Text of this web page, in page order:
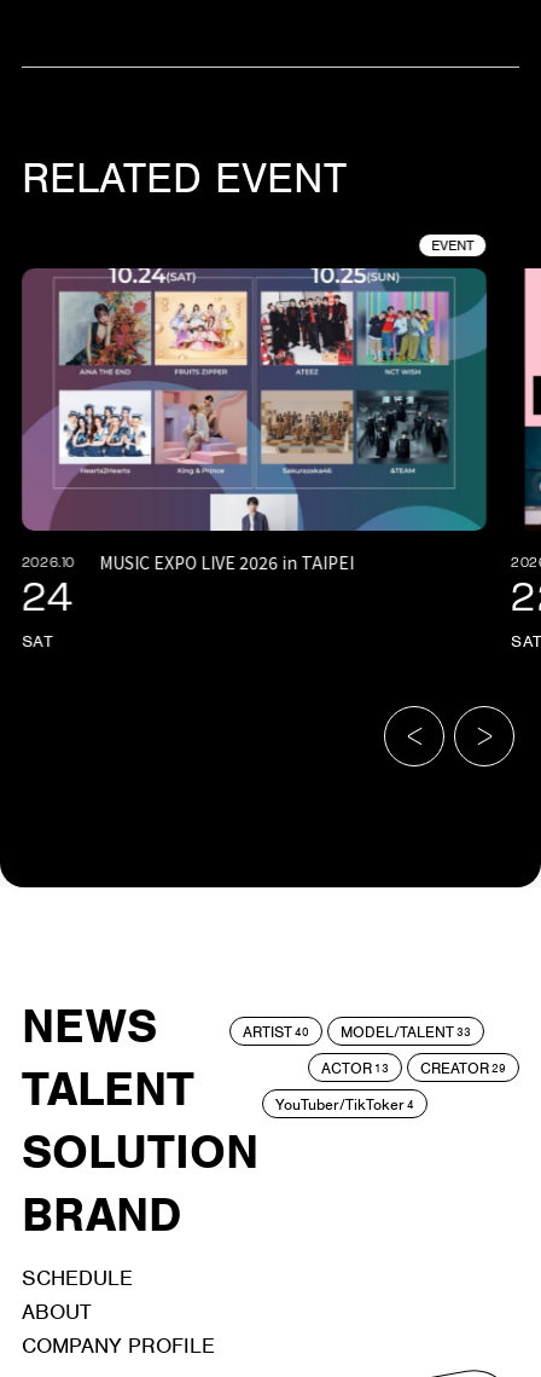
RELATED EVENT
EVENT
2026.10
24
SAT
MUSIC EXPO LIVE 2026 in TAIPEI
NEWS
TALENT
SOLUTION
BRAND
ARTIST40 MODEL/TALENT33
ACTOR 13 CREATOR29
YouTuber/TikToker4
SCHEDULE
ABOUT
COMPANY PROFILE